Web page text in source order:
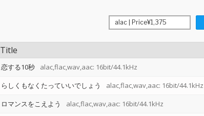
Title
恋する10秒 alac,flac,wav,aac: 16bit/44.1kHz
らしくもなくたっていいでしょう alac,flac,wav,aac: 16bit/44.1kHz
ロマンスをこえよう alac,flac,wav,aac: 16bit/44.1kHz